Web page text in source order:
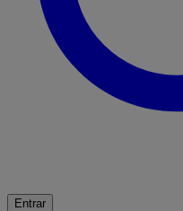
Entrar